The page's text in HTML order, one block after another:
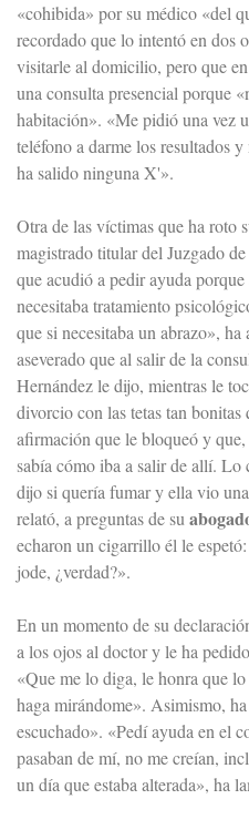
«cohibida» por su médico «del
recordado que lo intentó en dos
visitarle al domicilio, pero que
una consulta presencial porque
habitación». «Me pidió una vez
teléfono a darme los resultados
ha salido ninguna X'».
Otra de las víctimas que ha roto
magistrado titular del Juzgado
que acudió a pedir ayuda
necesitaba tratamiento
que si necesitaba un abrazo»,
aseverado que al salir de la
Hernández le dijo, mientras le
divorcio con las tetas tan bonitas
afirmación que le bloqueó y
sabía cómo iba a salir de allí.
dijo si quería fumar y ella vio
relató, a preguntas de su
echaron un cigarrillo él le
jode, ¿verdad?».
En un momento de su
a los ojos al doctor y le ha
«Que me lo diga, le honra que
haga mirándome». Asimismo,
escuchado». «Pedí ayuda en el
pasaban de mí, no me creían,
un día que estaba alterada», ha